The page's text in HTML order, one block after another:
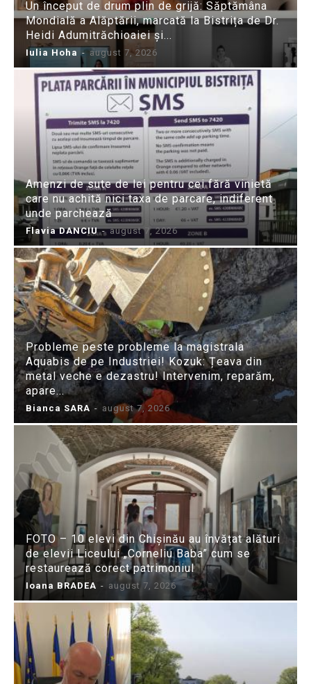
Un început de drum plin de grijă: Săptămâna
Mondială a Alăptării, marcată la Bistrița de Dr.
Heidi Adumitrăchioaiei și...
Iulia Hoha - august 7, 2026
Amenzi de sute de lei pentru cei fără vinietă
care nu achită nici taxa de parcare, indiferent
unde parchează
Flavia DANCIU - august 7, 2026
Probleme peste probleme la magistrala
Aquabis de pe Industriei! Kozuk: Țeava din
metal veche e dezastru! Intervenim, reparăm,
apare...
Bianca SARA - august 7, 2026
FOTO – 10 elevi din Chișinău au învățat alături
de elevii Liceului „Corneliu Baba” cum se
restaurează corect patrimoniul
Ioana BRADEA - august 7, 2026